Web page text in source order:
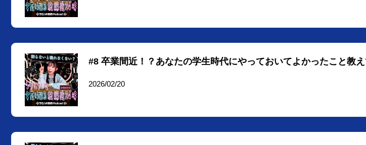
#8 卒業間近！？あなたの学生時代にやっておいてよかったこと教え
2026/02/20